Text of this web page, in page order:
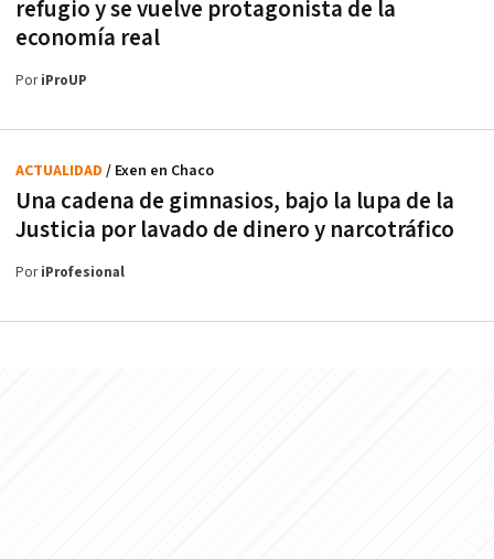
refugio y se vuelve protagonista de la
economía real
PoriProUP
Una cadena de gimnasios, bajo la lupa de la
Justicia por lavado de dinero y narcotráfico
ACTUALIDAD / Exen en Chaco
PoriProfesional